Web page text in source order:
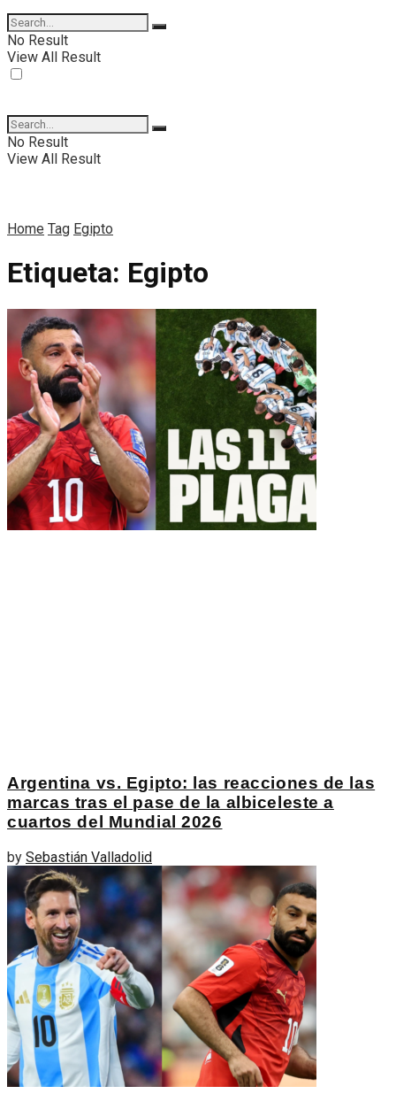
No Result
View All Result
No Result
View All Result
Home Tag Egipto
Etiqueta: Egipto
Argentina vs. Egipto: las reacciones de las
marcas tras el pase de la albiceleste a
cuartos del Mundial 2026
by Sebastián Valladolid